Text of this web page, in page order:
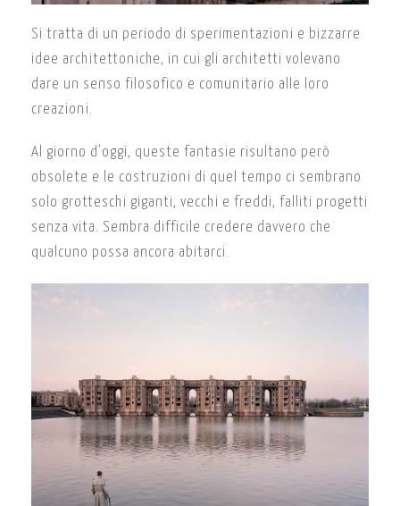
Si tratta di un periodo di sperimentazioni e bizzarre
idee architettoniche, in cui gli architetti volevano
dare un senso filosofico e comunitario alle loro
creazioni.
Al giorno d’oggi, queste fantasie risultano però
obsolete e le costruzioni di quel tempo ci sembrano
solo grotteschi giganti, vecchi e freddi, falliti progetti
senza vita. Sembra difficile credere davvero che
qualcuno possa ancora abitarci.